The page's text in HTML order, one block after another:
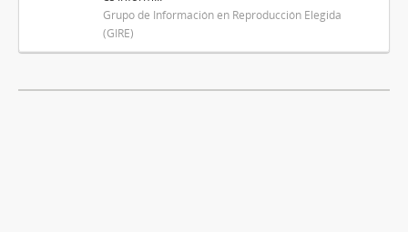
Grupo de Información en Reproducción Elegida
(GIRE)